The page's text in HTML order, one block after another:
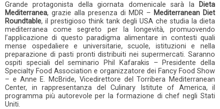
Grande protagonista della giornata domenicale sarà la
Dieta
Mediterranea, grazie alla presenza di MDR – Mediterranean Diet
Roundtable, il prestigioso think tank degli USA che studia la dieta
mediterranea come segreto per la longevità, promuovendo
l’applicazione di questo paradigma alimentare in contesti quali
mense ospedaliere e universitarie, scuole, istituzioni e nella
preparazione di pasti pronti distribuiti nei supermercati. Saranno
ospiti speciali del seminario Phil Kafarakis – Presidente della
Specialty Food Association e organizzatore dei Fancy Food Show
– e Anne E. McBride, Vicedirettore del Torribera Mediterranean
Center, in rappresentanza del Culinary Istitute of America, il
programma più autorevole per la formazione di chef negli Stati
Uniti.